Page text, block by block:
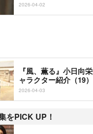
2026-04-02
『風、薫る』小日
ャラクター紹介（19）
2026-04-03
をPICK UP！